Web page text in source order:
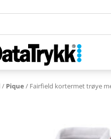
/ Pique / Fairfield kortermet trøye